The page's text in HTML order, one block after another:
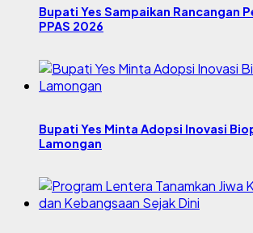
Bupati Yes Sampaikan Rancangan
PPAS 2026
Bupati Yes Minta Adopsi Inovasi
Lamongan